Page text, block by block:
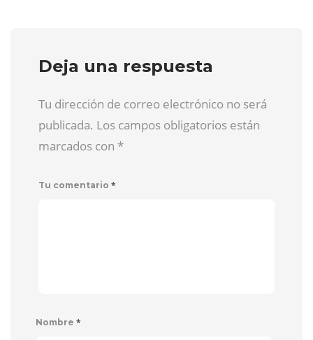
Deja una respuesta
Tu dirección de correo electrónico no será
publicada. Los campos obligatorios están
marcados con *
Tu comentario *
Nombre *